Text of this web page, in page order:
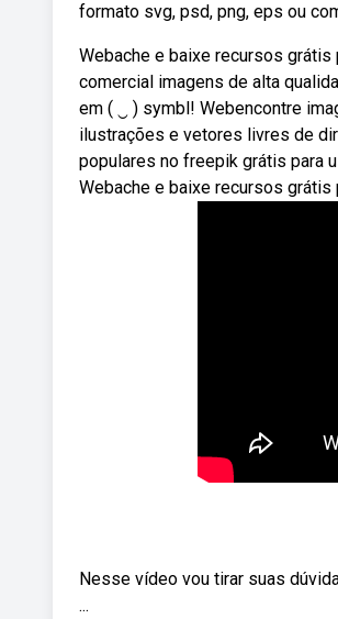
formato svg, psd, png, eps ou
Webache e baixe recursos
comercial imagens de alta
em ( ‿ ) symbl! Webencontre
ilustrações e vetores livres de
populares no freepik grátis para
Webache e baixe recursos
Nesse vídeo vou tirar suas
...